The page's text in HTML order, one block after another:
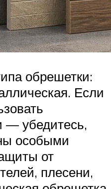
обрешетки:
Если
— убедитесь,
особыми
от
плесени,